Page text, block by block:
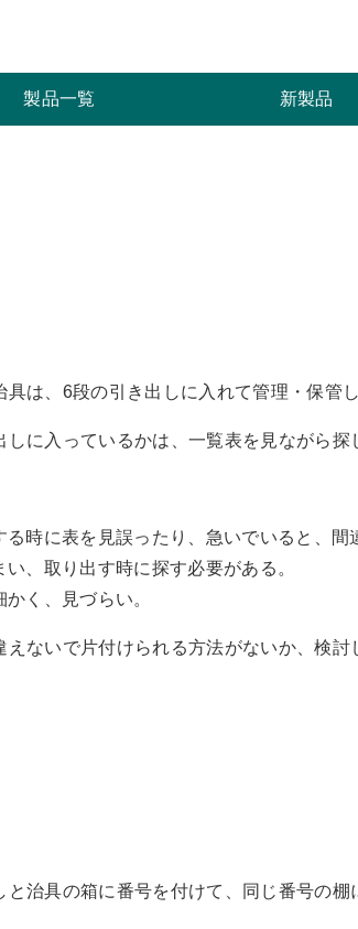
製品一覧 新製品
具は、6段の引き出しに入れて管理・保管し
しに入っているかは、一覧表を見ながら探
る時に表を見誤ったり、急いでいると、間
い、取り出す時に探す必要がある。
かく、見づらい。
えないで片付けられる方法がないか、検討
と治具の箱に番号を付けて、同じ番号の棚